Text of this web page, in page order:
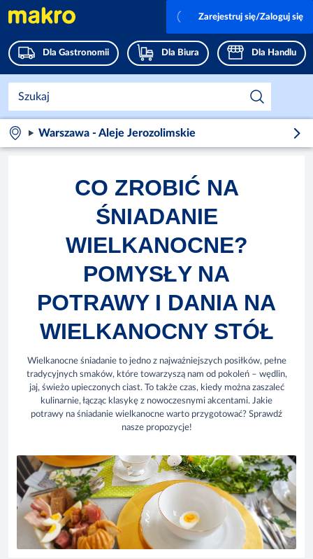
Dla Gastronomii Dla Biura Dla Handlu
Zarejestruj się/Zaloguj się
Warszawa - Aleje Jerozolimskie
CO ZROBIĆ NA
ŚNIADANIE
WIELKANOCNE?
POMYSŁY NA
POTRAWY I DANIA NA
WIELKANOCNY STÓŁ
Wielkanocne śniadanie to jedno z najważniejszych posiłków, pełne
tradycyjnych smaków, które towarzyszą nam od pokoleń – wędlin,
jaj, świeżo upieczonych ciast. To także czas, kiedy można zaszaleć
kulinarnie, łącząc klasykę z nowoczesnymi akcentami. Jakie
potrawy na śniadanie wielkanocne warto przygotować? Sprawdź
nasze propozycje!